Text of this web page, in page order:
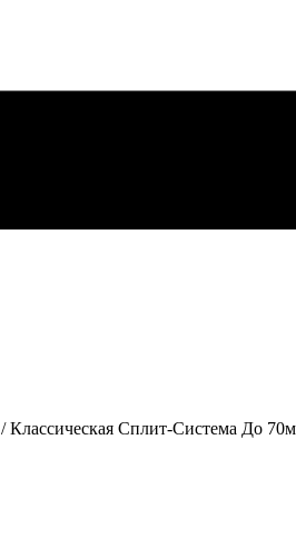
/ Классическая Сплит-Система До